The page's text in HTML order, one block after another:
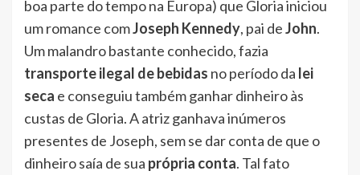
boa parte do tempo na Europa) que Gloria iniciou
um romance comJoseph Kennedy, pai deJohn.
Um malandro bastante conhecido, fazia
transporte ilegal de bebidas no período da lei
seca e conseguiu também ganhar dinheiro às
custas de Gloria. A atriz ganhava inúmeros
presentes de Joseph, sem se dar conta de que o
dinheiro saía de sua própria conta. Tal fato